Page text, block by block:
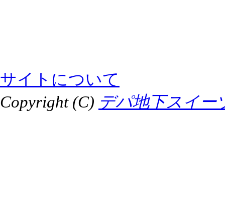
サイトについて
Copyright (C) デパ地下スイー